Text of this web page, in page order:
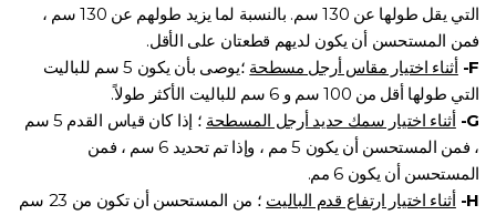
التي يقل طولها عن 130 سم. بالنسبة لما يزيد طولهم عن 130 سم ،
فمن المستحسن أن يكون لديهم قطعتان على الأقل.
F- أثناء اختيار مقاس أرجل مسطحة
؛يوصى بأن يكون 5 سم للباليت
التي طولها أقل من 100 سم و 6 سم للباليت الأكثر طولاً.
G- أثناء اختيار سمك حديد أرجل المسطحة
؛ إذا كان قياس القدم 5 سم
، فمن المستحسن أن يكون 5 مم ، وإذا تم تحديد 6 سم ، فمن
المستحسن أن يكون 6 مم.
H- أثناء اختيار ارتفاع قدم الباليت
؛ من المستحسن أن تكون من 23 سم